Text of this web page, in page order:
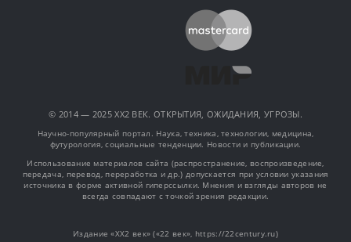
© 2014 — 2025 XX2 ВЕК. ОТКРЫТИЯ, ОЖИДАНИЯ, УГРОЗЫ.
Научно-популярный портал. Наука, техника, технологии, медицина,
футурология, социальные тенденции. Новости и публикации.
Использование материалов сайта (распространение, воспроизведение,
передача, перевод, переработка и др.) допускается при условии указания
источника в форме активной гиперссылки. Мнения и взгляды авторов не
всегда совпадают с точкой зрения редакции.
Издание «XX2 век» («22 век», https://22century.ru)